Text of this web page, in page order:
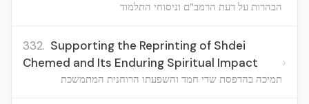
הבהרות על דעת הרמב"ם וניסוחי התלמוד
332. Supporting the Reprinting of Shdei
Chemed and Its Enduring Spiritual Impact
תמיכה בהדפסת שדי חמד והשפעתו הרוחנית המתמשכת
›